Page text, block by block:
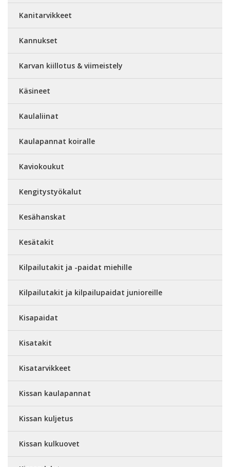
Kanitarvikkeet
Kannukset
Karvan kiillotus & viimeistely
Käsineet
Kaulaliinat
Kaulapannat koiralle
Kaviokoukut
Kengitystyökalut
Kesähanskat
Kesätakit
Kilpailutakit ja -paidat miehille
Kilpailutakit ja kilpailupaidat junioreille
Kisapaidat
Kisatakit
Kisatarvikkeet
Kissan kaulapannat
Kissan kuljetus
Kissan kulkuovet